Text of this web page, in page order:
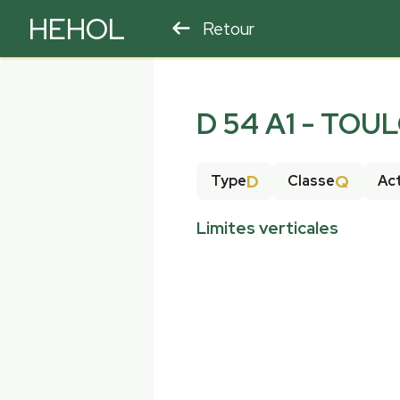
HEHOL Retour
D 54 A1 -
TypeD ClasseQ
Limites verticales